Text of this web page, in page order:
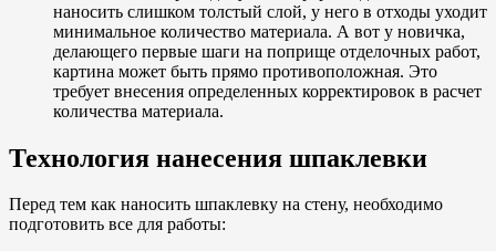
наносить слишком толстый слой, у него в отходы уходит
минимальное количество материала. А вот у новичка,
делающего первые шаги на поприще отделочных работ,
картина может быть прямо противоположная. Это
требует внесения определенных корректировок в расчет
количества материала.
Технология нанесения шпаклевки
Перед тем как наносить шпаклевку на стену, необходимо
подготовить все для работы: